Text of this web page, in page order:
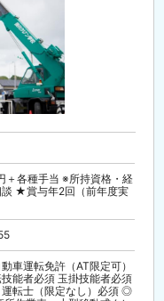
＋各種手当 ※所持資格・経
談 ★賞与年2回（前年度実
車運転免許（AT限定可）
能者必須 玉掛技能者必須
転士（限定なし）必須 ◎